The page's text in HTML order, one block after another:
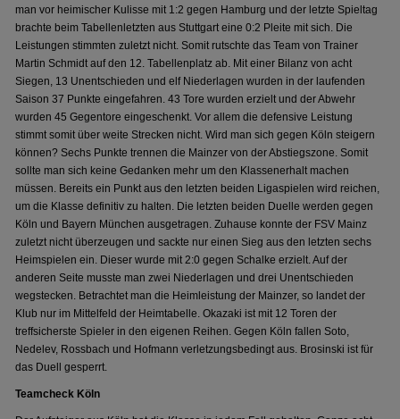
man vor heimischer Kulisse mit 1:2 gegen Hamburg und der letzte Spieltag
brachte beim Tabellenletzten aus Stuttgart eine 0:2 Pleite mit sich. Die
Leistungen stimmten zuletzt nicht. Somit rutschte das Team von Trainer
Martin Schmidt auf den 12. Tabellenplatz ab. Mit einer Bilanz von acht
Siegen, 13 Unentschieden und elf Niederlagen wurden in der laufenden
Saison 37 Punkte eingefahren. 43 Tore wurden erzielt und der Abwehr
wurden 45 Gegentore eingeschenkt. Vor allem die defensive Leistung
stimmt somit über weite Strecken nicht. Wird man sich gegen Köln steigern
können? Sechs Punkte trennen die Mainzer von der Abstiegszone. Somit
sollte man sich keine Gedanken mehr um den Klassenerhalt machen
müssen. Bereits ein Punkt aus den letzten beiden Ligaspielen wird reichen,
um die Klasse definitiv zu halten. Die letzten beiden Duelle werden gegen
Köln und Bayern München ausgetragen. Zuhause konnte der FSV Mainz
zuletzt nicht überzeugen und sackte nur einen Sieg aus den letzten sechs
Heimspielen ein. Dieser wurde mit 2:0 gegen Schalke erzielt. Auf der
anderen Seite musste man zwei Niederlagen und drei Unentschieden
wegstecken. Betrachtet man die Heimleistung der Mainzer, so landet der
Klub nur im Mittelfeld der Heimtabelle. Okazaki ist mit 12 Toren der
treffsicherste Spieler in den eigenen Reihen. Gegen Köln fallen Soto,
Nedelev, Rossbach und Hofmann verletzungsbedingt aus. Brosinski ist für
das Duell gesperrt.
Teamcheck Köln